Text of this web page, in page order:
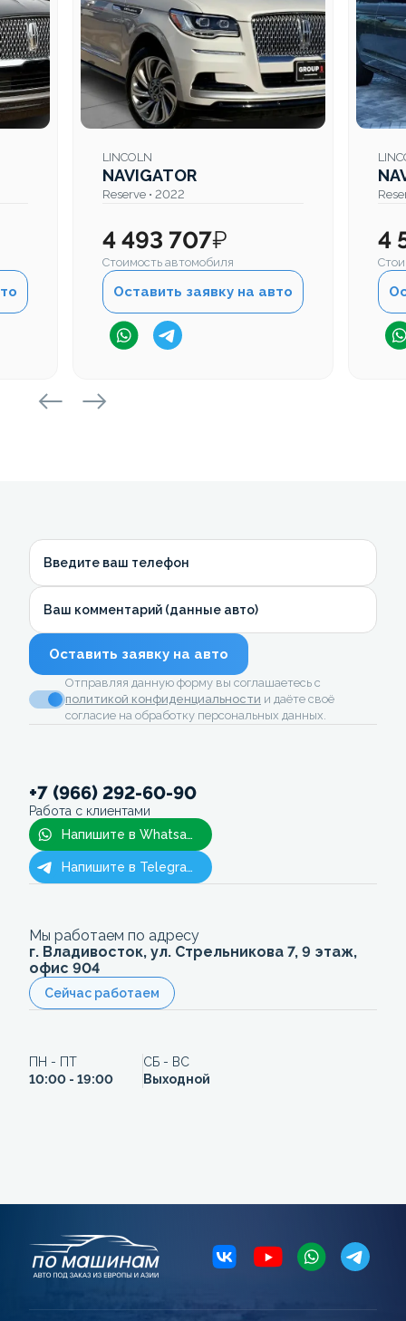
LINCOLN
NAVIGATOR
Reserve • 2022
4 493 707₽
Стоимость автомобиля
Оставить заявку на авто
4
Введите ваш телефон
Ваш комментарий (данные авто)
Оставить заявку на авто
Отправляя данную форму вы соглашаетесь с
политикой конфиденциальности и даёте своё
согласие на обработку персональных данных.
+7 (966) 292-60-90
Работа с клиентами
Напишите в Whatsapp
Напишите в Telegram
Мы работаем по адресу
г. Владивосток, ул. Стрельникова 7, 9 этаж,
офис 904
Сейчас работаем
ПН - ПТ
10:00 - 19:00
СБ - ВС
Выходной